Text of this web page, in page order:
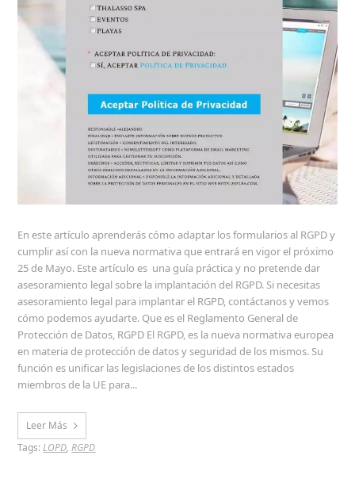
En este artículo aprenderás cómo adaptar los formularios al RGPD y
cumplir así con la nueva normativa que entrará en vigor el próximo
25 de Mayo. Este artículo es una guía práctica y no pretende dar
asesoramiento legal sobre la implantación del RGPD. Si necesitas
asesoramiento legal para implantar el RGPD, contáctanos y vemos
cómo podemos ayudarte. Que es el Reglamento General de
Protección de Datos, RGPD El RGPD, es la nueva normativa europea
en materia de protección de datos y seguridad de los mismos. Su
función es unificar las legislaciones de los distintos estados
miembros de la UE para...
Leer Más
Tags:LOPD,RGPD